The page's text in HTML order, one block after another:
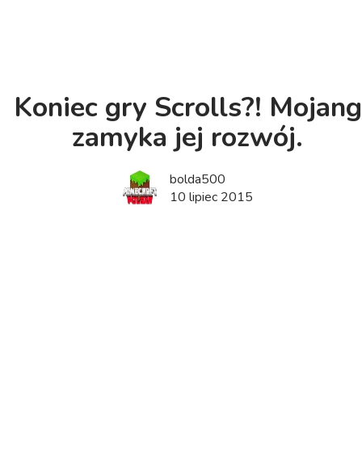
Koniec gry Scrolls?! Mojang
zamyka jej rozwój.
bolda500
10 lipiec 2015